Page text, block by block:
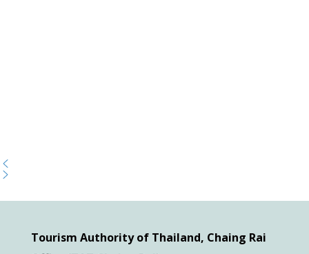
Tourism Authority of Thailand, Chaing Rai